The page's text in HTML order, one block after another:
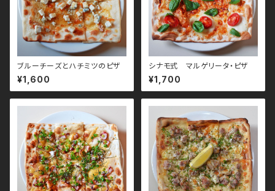
ブルーチーズとハチミツのピザ
¥1,600
シナモ式 マルゲリータ・ピザ
¥1,700